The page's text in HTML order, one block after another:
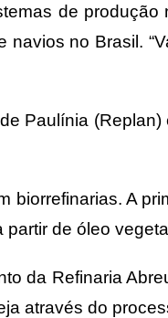
de
no Brasil.
Paulínia
A
partir de óleo
da Refinaria
através do